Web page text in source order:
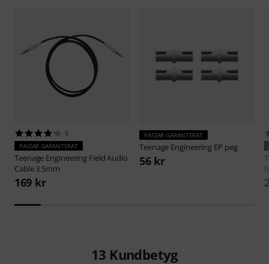
5
PASSAR GARANTERAT
Teenage Engineering Field Audio
Cable 3.5mm
169 kr
PASSAR GARANTERAT
Teenage Engineering EP peg
56 kr
13 Kundbetyg